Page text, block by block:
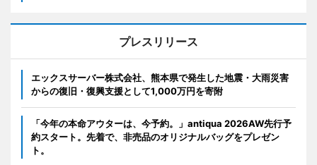
プレスリリース
エックスサーバー株式会社、熊本県で発生した地震・大雨災害
からの復旧・復興支援として1,000万円を寄附
「今年の本命アウターは、今予約。」antiqua 2026AW先行予
約スタート。先着で、非売品のオリジナルバッグをプレゼン
ト。